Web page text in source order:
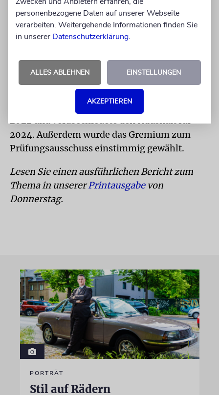
verhaften. Auch unter anderem in Berlin und
Thüringen,wo libysche Asylbewerber eine
Synagoge angriffen, gab es wieder
Ratsversammlung dann ihren traditionellen
Aufgaben. Sie entlastete das Präsidium für
2022 und verabschiedete den Haushalt für
2024. Außerdem wurde das Gremium zum
Prüfungsausschuss einstimmig gewählt.
Lesen Sie einen ausführlichen Bericht zum
Thema in unsererPrintausgabevon
Donnerstag.
PORTRÄT
Stil auf Rädern
personenbezogene Daten auf unserer Webseite
verarbeiten. Weitergehende Informationen finden Sie
in unserer Datenschutzerklärung.
ALLES ABLEHNEN EINSTELLUNGEN
AKZEPTIEREN